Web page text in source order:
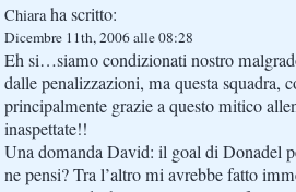
Chiaraha scritto:
Dicembre 11th, 2006 alle 08:28
Eh si…siamo condizionati nostro
dalle penalizzazioni, ma questa squadra,
principalmente grazie a questo mitico
inaspettate!!
Una domanda David: il goal di Donadel
ne pensi? Tra l’altro mi avrebbe fatto